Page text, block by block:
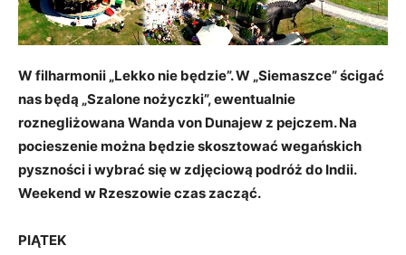
W filharmonii „Lekko nie będzie”. W „Siemaszce” ścigać
nas będą „Szalone nożyczki”, ewentualnie
roznegliżowana Wanda von Dunajew z pejczem. Na
pocieszenie można będzie skosztować wegańskich
pyszności i wybrać się w zdjęciową podróż do Indii.
Weekend w Rzeszowie czas zacząć.
PIĄTEK